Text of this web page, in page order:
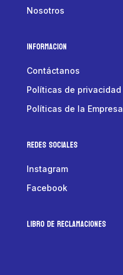
Nosotros
Informacion
Contáctanos
Políticas de privacidad
Políticas de la Empresa
Redes Sociales
Instagram
Facebook
LIBRO DE RECLAMACIONES